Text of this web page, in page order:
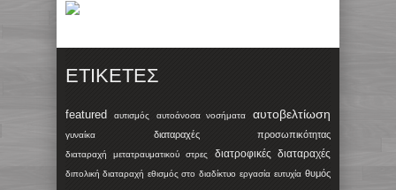
ΕΤΙΚΈΤΕΣ
featured αυτισμός αυτοάνοσα νοσήματα αυτοβελτίωση
γυναίκα διαταραχές προσωπικότητας
διαταραχή μετατραυματικού στρες διατροφικές διαταραχές
διπολική διαταραχή εθισμός στο διαδίκτυο εργασία ευτυχία θυμός